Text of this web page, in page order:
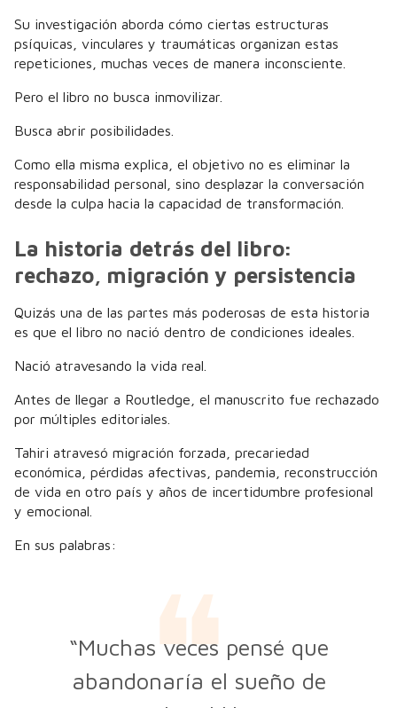
Su investigación aborda cómo ciertas estructuras
psíquicas, vinculares y traumáticas organizan estas
repeticiones, muchas veces de manera inconsciente.
Pero el libro no busca inmovilizar.
Busca abrir posibilidades.
Como ella misma explica, el objetivo no es eliminar la
responsabilidad personal, sino desplazar la conversación
desde la culpa hacia la capacidad de transformación.
La historia detrás del libro:
rechazo, migración y persistencia
Quizás una de las partes más poderosas de esta historia
es que el libro no nació dentro de condiciones ideales.
Nació atravesando la vida real.
Antes de llegar a Routledge, el manuscrito fue rechazado
por múltiples editoriales.
Tahiri atravesó migración forzada, precariedad
económica, pérdidas afectivas, pandemia, reconstrucción
de vida en otro país y años de incertidumbre profesional
y emocional.
En sus palabras:
“Muchas veces pensé que
abandonaría el sueño de